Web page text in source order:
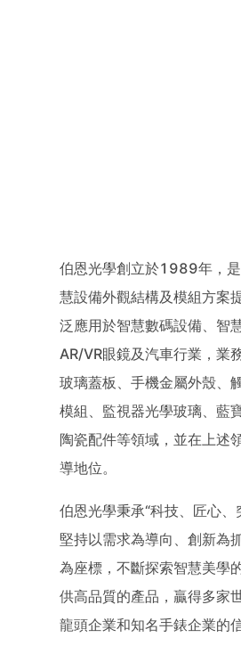
伯恩光學創立於1989年，
慧設備外觀結構及模組方案
泛應用於智慧數碼設備、智
AR/VR眼鏡及汽車行業，業
玻璃蓋板、手機金屬外殼、
模組、監視器光學玻璃、藍
陶瓷配件等領域，並在上述
導地位。
伯恩光學秉承“科技、匠心、
堅持以需求為導向、創新為
為座標，不斷探索智慧美學
供高品質的產品，贏得多家
龍頭企業和知名手錶企業的信